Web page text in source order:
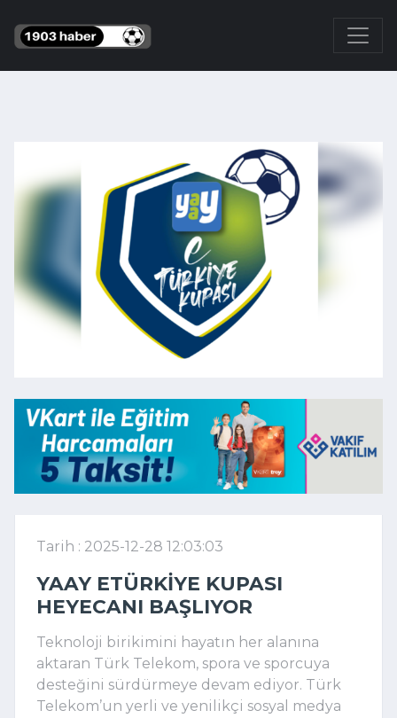
Tarih : 2025-12-28 12:03:03
YAAY ETÜRKIYE KUPASI
HEYECANI BAŞLIYOR
Teknoloji birikimini hayatın her alanına
aktaran Türk Telekom, spora ve sporcuya
desteğini sürdürmeye devam ediyor. Türk
Telekom’un yerli ve yenilikçi sosyal medya